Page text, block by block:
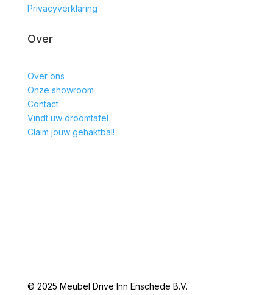
Privacyverklaring
Over
Over ons
Onze showroom
Contact
Vindt uw droomtafel
Claim jouw gehaktbal!
© 2025 Meubel Drive Inn Enschede B.V.